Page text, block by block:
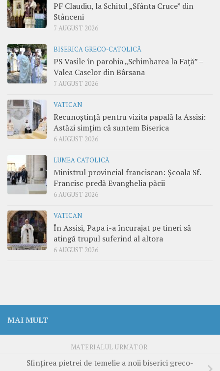
PF Claudiu, la Schitul „Sfânta Cruce” din
Stânceni
7 AUGUST 2026
BISERICA GRECO-CATOLICĂ
PS Vasile în parohia „Schimbarea la Față” –
Valea Caselor din Bârsana
7 AUGUST 2026
VATICAN
Recunoștință pentru vizita papală la Assisi:
Astăzi simțim că suntem Biserica
6 AUGUST 2026
LUMEA CATOLICĂ
Ministrul provincial franciscan: Școala Sf.
Francisc predă Evanghelia păcii
6 AUGUST 2026
VATICAN
În Assisi, Papa i-a încurajat pe tineri să
atingă trupul suferind al altora
6 AUGUST 2026
MAI MULT
MATERIALUL URMĂTOR
Sfințirea pietrei de temelie a noii biserici greco-